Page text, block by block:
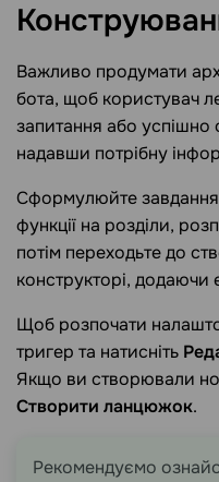
Важливо продумати
бота, щоб користувач
запитання або
надавши потрібну
Сформулюйте
функції на розділи,
потім переходьте до
конструкторі,
Щоб розпочати
тригер та натисніть
Якщо ви створювали
Створити ланцюжок.
Рекомендуємо